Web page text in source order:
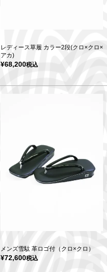
レディース草履 カラー2段(クロ×クロ×
アカ)
¥68,200税込
メンズ雪駄 革ロゴ付（クロ×クロ）
¥72,600税込